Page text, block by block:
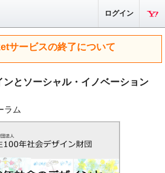
ログイン
サービスの終了について
ンとソーシャル・イノベーション
ラム